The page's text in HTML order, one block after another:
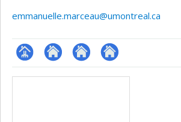
emmanuelle.marceau@umontreal.ca
Page Site
Site
Site
Media